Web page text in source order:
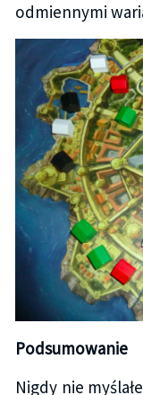
odmiennymi
Podsumowanie
Nigdy nie